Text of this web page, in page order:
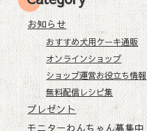
お知らせ
おすすめ犬用ケーキ通販
オンラインショップ
ショップ運営お役立ち情報
無料配信レシピ集
プレゼント
モニターわんちゃん募集中